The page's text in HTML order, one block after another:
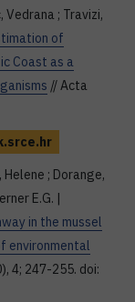
Vedrana ; Travizi,
of
Coast as a
// Acta
Helene ; Dorange,
E.G. |
in the mussel
environmental
4; 247-255. doi: